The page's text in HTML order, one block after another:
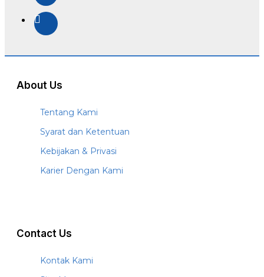
About Us
Tentang Kami
Syarat dan Ketentuan
Kebijakan & Privasi
Karier Dengan Kami
Contact Us
Kontak Kami